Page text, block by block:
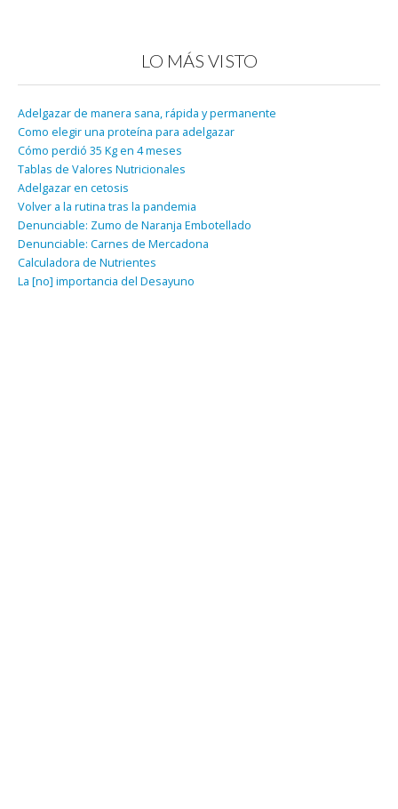
LO MÁS VISTO
Adelgazar de manera sana, rápida y permanente
Como elegir una proteína para adelgazar
Cómo perdió 35 Kg en 4 meses
Tablas de Valores Nutricionales
Adelgazar en cetosis
Volver a la rutina tras la pandemia
Denunciable: Zumo de Naranja Embotellado
Denunciable: Carnes de Mercadona
Calculadora de Nutrientes
La [no] importancia del Desayuno